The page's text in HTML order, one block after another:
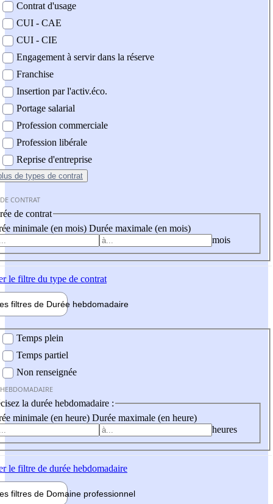
Contrat d'usage
CUI - CAE
CUI - CIE
Engagement à servir dans la réserve
Franchise
Insertion par l'activ.éco.
Portage salarial
Profession commerciale
Profession libérale
Reprise d'entreprise
de types de contrat
CONTRAT
de contrat
minimale (en mois) Durée maximale (en mois)
mois
le filtre du type de contrat
filtres de Durée hebdomadaire
Temps plein
Temps partiel
Non renseignée
la durée hebdomadaire :
minimale (en heure) Durée maximale (en heure)
heures
le filtre de durée hebdomadaire
filtres de Domaine professionnel